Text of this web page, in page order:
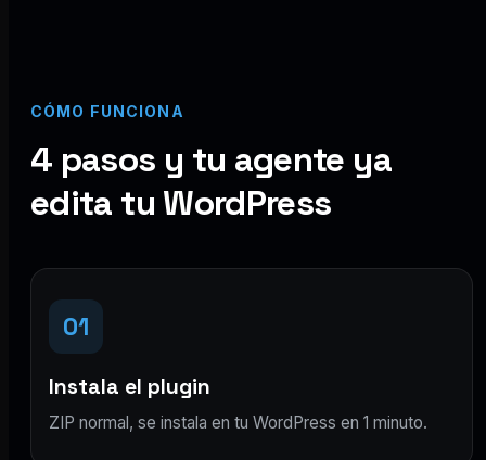
CÓMO FUNCIONA
4 pasos y tu agente ya
edita tu WordPress
01
Instala el plugin
ZIP normal, se instala en tu WordPress en 1 minuto.